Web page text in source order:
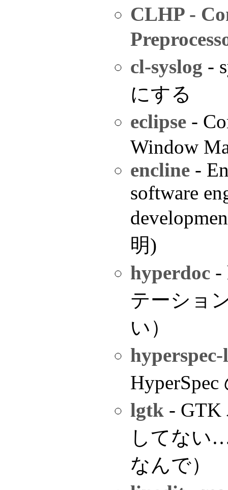
CLHP -
cl-syslog -
にする
eclipse -
Window
encline -
software
明)
hyperdoc -
テーショ
い）
lgtk -
してない
なんで）